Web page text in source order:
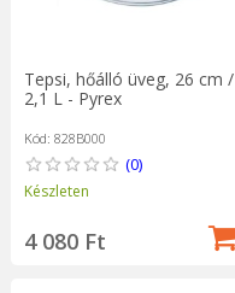
Tepsi, hőálló üveg, 26 cm /
2,1 L - Pyrex
Kód: 828B000
(0)
Készleten
4 080 Ft